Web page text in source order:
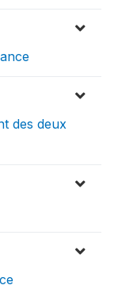
des deux